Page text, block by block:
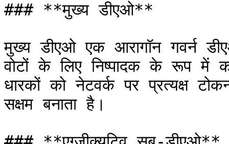
### **मुख्य डीएओ**
मुख्य डीएओ एक आरागॉन गवर्न
वोटों के लिए निष्पादक के रूप
धारकों को नेटवर्क पर प्रत्यक्ष
सक्षम बनाता है।